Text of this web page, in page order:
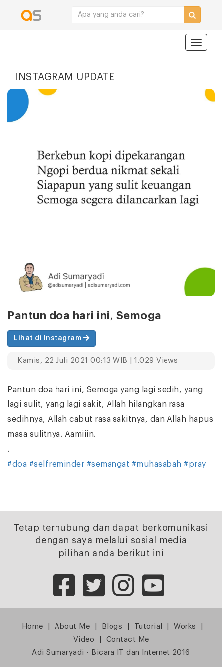
INSTAGRAM UPDATE
Pantun doa hari ini, Semoga
Lihat di Instagram
Kamis, 22 Juli 2021 00:13 WIB | 1.029 Views
Pantun doa hari ini, Semoga yang lagi sedih, yang
lagi sulit, yang lagi sakit, Allah hilangkan rasa
sedihnya, Allah cabut rasa sakitnya, dan Allah hapus
masa sulitnya. Aamiiin.
.
#doa #selfreminder #semangat #muhasabah #pray
Tetap terhubung dan dapat berkomunikasi
dengan saya melalui sosial media
pilihan anda berikut ini
Home About Me Blogs Tutorial Works
Video
Contact Me
Adi Sumaryadi - Bicara IT dan Internet 2016